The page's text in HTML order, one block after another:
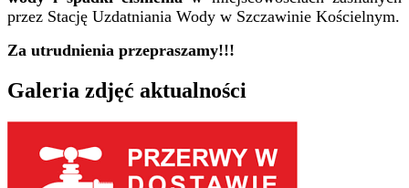
przez Stację Uzdatniania Wody w Szczawinie Kościelnym.
Za utrudnienia przepraszamy!!!
Galeria zdjęć aktualności